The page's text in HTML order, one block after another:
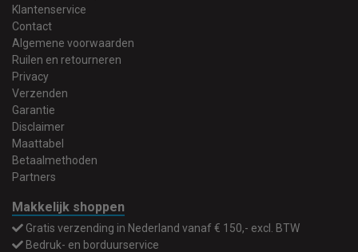
Klantenservice
Contact
Algemene voorwaarden
Ruilen en retourneren
Privacy
Verzenden
Garantie
Disclaimer
Maattabel
Betaalmethoden
Partners
Makkelijk shoppen
Gratis verzending in Nederland vanaf € 150,- excl. BTW
Bedruk- en borduurservice